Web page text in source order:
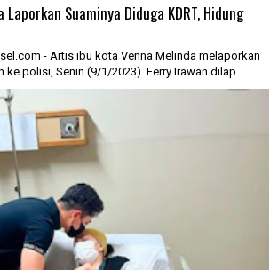
Suaminya Diduga KDRT, Hidung
- Artis ibu kota Venna Melinda melaporkan
ke polisi, Senin (9/1/2023). Ferry Irawan dilap...